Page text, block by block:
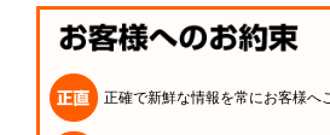
正確で新鮮な情報を常にお客様へ